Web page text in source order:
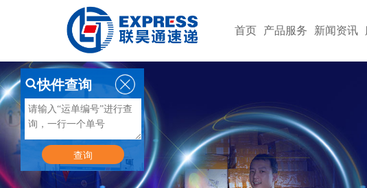
首页 产品服务 新闻资讯
快件查询